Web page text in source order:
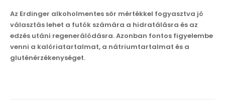
Az Erdinger alkoholmentes sör mértékkel fogyasztva jó
választás lehet a futók számára a hidratálásra és az
edzés utáni regenerálódásra. Azonban fontos figyelembe
venni a kalóriatartalmat, a nátriumtartalmat és a
gluténérzékenységet.